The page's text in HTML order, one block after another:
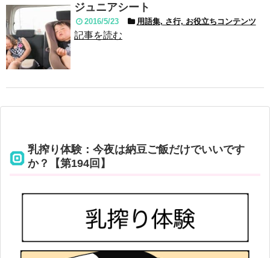
ジュニアシート
2016/5/23 用語集, さ行, お役立ちコンテンツ
記事を読む
乳搾り体験：今夜は納豆ご飯だけでいいです
か？【第194回】